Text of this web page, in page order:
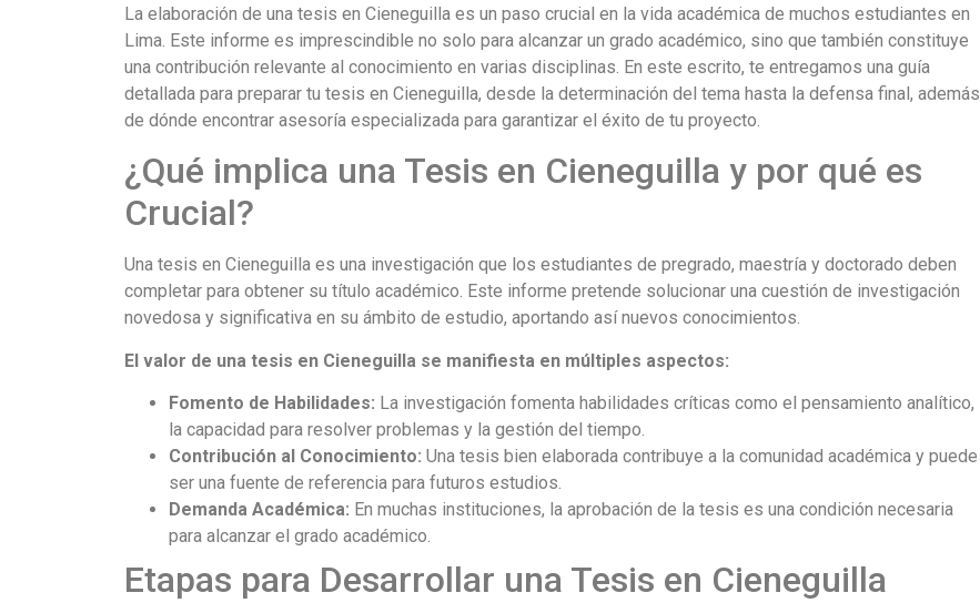
La elaboración de una tesis en Cieneguilla es un paso crucial en la vida académica de muchos estudiantes en
Lima. Este informe es imprescindible no solo para alcanzar un grado académico, sino que también constituye
una contribución relevante al conocimiento en varias disciplinas. En este escrito, te entregamos una guía
detallada para preparar tu tesis en Cieneguilla, desde la determinación del tema hasta la defensa final, además
de dónde encontrar asesoría especializada para garantizar el éxito de tu proyecto.
¿Qué implica una Tesis en Cieneguilla y por qué es
Crucial?
Una tesis en Cieneguilla es una investigación que los estudiantes de pregrado, maestría y doctorado deben
completar para obtener su título académico. Este informe pretende solucionar una cuestión de investigación
novedosa y significativa en su ámbito de estudio, aportando así nuevos conocimientos.
El valor de una tesis en Cieneguilla se manifiesta en múltiples aspectos:
Fomento de Habilidades: La investigación fomenta habilidades críticas como el pensamiento analítico,
la capacidad para resolver problemas y la gestión del tiempo.
Contribución al Conocimiento: Una tesis bien elaborada contribuye a la comunidad académica y puede
ser una fuente de referencia para futuros estudios.
Demanda Académica: En muchas instituciones, la aprobación de la tesis es una condición necesaria
para alcanzar el grado académico.
Etapas para Desarrollar una Tesis en Cieneguilla